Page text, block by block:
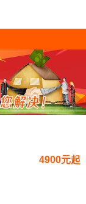
4900元起